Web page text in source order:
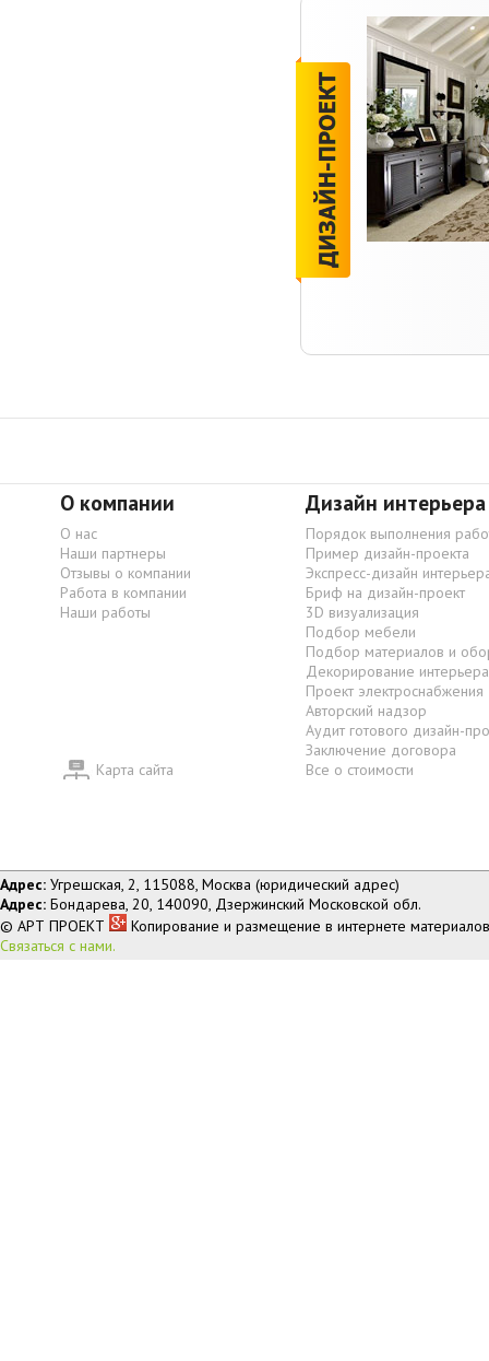
О компании
О нас
Наши партнеры
Отзывы о компании
Работа в компании
Наши работы
Карта сайта
Дизайн интерьера
Порядок выполнения
Пример дизайн-проекта
Экспресс-дизайн
Бриф на дизайн-проект
3D визуализация
Подбор мебели
Подбор материалов и
Декорирование интерьера
Проект электроснабжения
Авторский надзор
Аудит готового дизайн-
Заключение договора
Все о стоимости
Адрес: Угрешская, 2, 115088, Москва (юридический адрес)
Адрес: Бондарева, 20, 140090, Дзержинский Московской обл.
© АРТ ПРОЕКТ
Копирование и размещение в интернете
Связаться с нами.